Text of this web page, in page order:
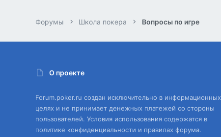
Форумы Школа покера Вопросы по игре
О проекте
Forum.poker.ru создан исключительно в информационных
целях и не принимает денежных платежей со стороны
пользователей. Условия использования содержатся в
политике конфиденциальности и правилах форума.